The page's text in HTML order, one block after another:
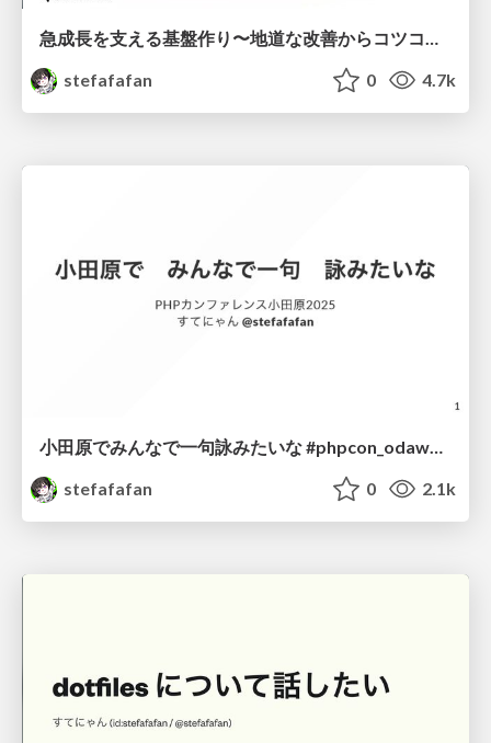
急成長を支える基盤作り〜地道な改善からコツコツと〜 #cre_meetup
stefafafan
0 4.7k
stefafafan
0 2.1k